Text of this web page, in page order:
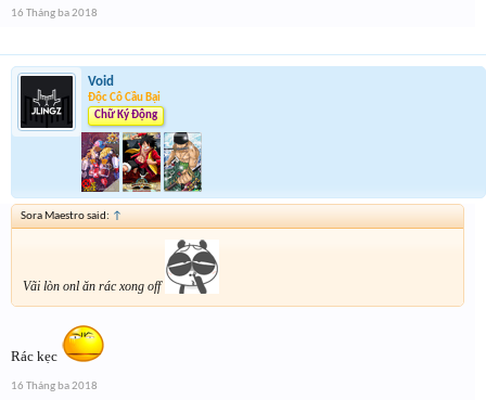
16 Tháng ba 2018
Void
Độc Cô Cầu Bại
Chữ Ký Động
Sora Maestro said: ↑
Vãi lòn onl ăn rác xong off
Rác kẹc
16 Tháng ba 2018